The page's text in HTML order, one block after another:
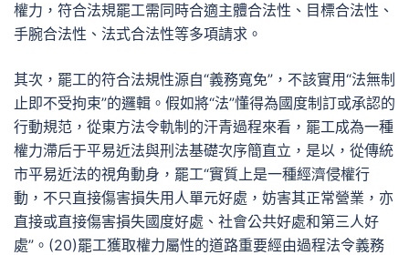
權力，符合法規罷工需同時合適主體合法性、目標合法性、
手腕合法性、法式合法性等多項請求。
其次，罷工的符合法規性源自“義務寬免”，不該實用“法無制
止即不受拘束”的邏輯。假如將“法”懂得為國度制訂或承認的
行動規范，從東方法令軌制的汗青過程來看，罷工成為一種
權力滯后于平易近法與刑法基礎次序簡直立，是以，從傳統
市平易近法的視角動身，罷工“實質上是一種經濟侵權行
動，不只直接傷害損失用人單元好處，妨害其正常營業，亦
直接或直接傷害損失國度好處、社會公共好處和第三人好
處”。(20)罷工獲取權力屬性的道路重要經由過程法令義務